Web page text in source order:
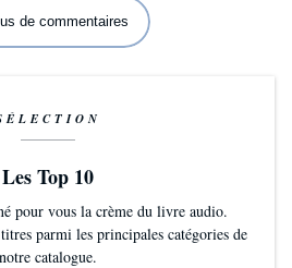
qui ne plaira pas à tous. Surtout
de commentaires
Les Top 10
pour vous la crème du livre audio.
parmi les principales catégories de
notre catalogue.